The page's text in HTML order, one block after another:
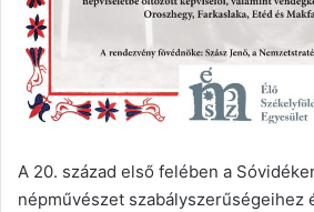
A 20. század első felében a
népművészet szabályszerűségeihez